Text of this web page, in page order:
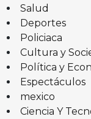
Salud
Deportes
Policiaca
Cultura y
Política y
Espectáculos
mexico
Ciencia Y